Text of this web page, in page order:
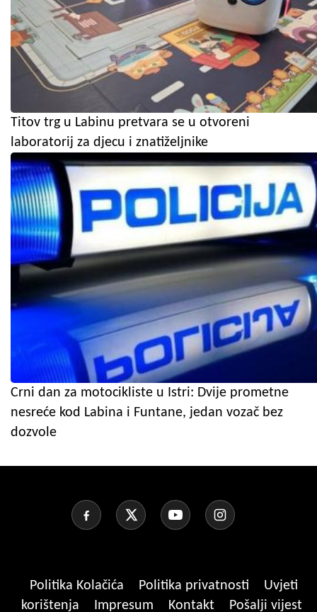
Titov trg u Labinu pretvara se u otvoreni
laboratorij za djecu i znatiželjnike
Crni dan za motocikliste u Istri: Dvije prometne
nesreće kod Labina i Funtane, jedan vozač bez
dozvole
Politika Kolačića Politika privatnosti
Uvjeti
korištenja
Impresum Kontakt
Pošalji vijest